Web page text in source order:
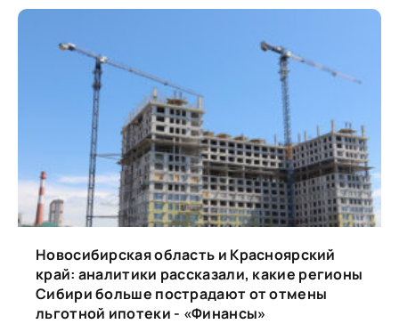
Новосибирская область и Красноярский
край: аналитики рассказали, какие регионы
Сибири больше пострадают от отмены
льготной ипотеки - «Финансы»